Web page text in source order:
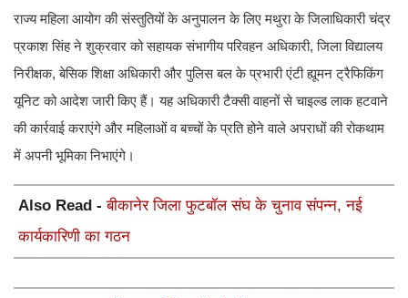
राज्य महिला आयोग की संस्तुतियों के अनुपालन के लिए मथुरा के जिलाधिकारी चंद्र
प्रकाश सिंह ने शुक्रवार को सहायक संभागीय परिवहन अधिकारी, जिला विद्यालय
निरीक्षक, बेसिक शिक्षा अधिकारी और पुलिस बल के प्रभारी एंटी ह्यूमन ट्रैफिकिंग
यूनिट को आदेश जारी किए हैं। यह अधिकारी टैक्सी वाहनों से चाइल्ड लाक हटवाने
की कार्रवाई कराएंगे और महिलाओं व बच्चों के प्रति होने वाले अपराधों की रोकथाम
में अपनी भूमिका निभाएंगे।
Also Read -बीकानेर जिला फुटबॉल संघ के चुनाव संपन्न, नई
कार्यकारिणी का गठन